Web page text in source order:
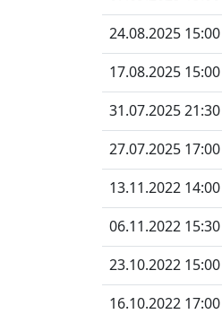
24.08.2025 15:00
17.08.2025 15:00
31.07.2025 21:30
27.07.2025 17:00
13.11.2022 14:00
06.11.2022 15:30
23.10.2022 15:00
16.10.2022 17:00